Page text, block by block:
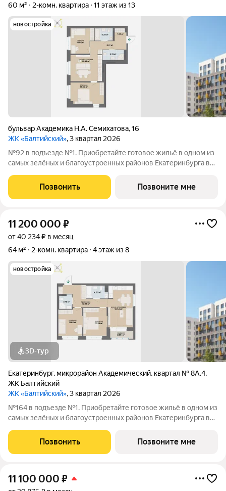
60 м²
2-комн. квартира 11 этаж из 13
новостройка
бульвар Академика Н.А. Семихатова,16
ЖК «Балтийский», 3 квартал 2026
№92 в подъезде №1. Приобретайте готовое жильё в одном из
самых зелёных и благоустроенных районов Екатеринбурга в
планировки: помимо стандартных, есть варианты с террасами,
антресолями,
Позвонить Позвоните мне
11 200 000 ₽
от 40 234 ₽ в месяц
64 м²
2-комн. квартира 4 этаж из 8
новостройка
3D-тур
Екатеринбург, микрорайон Академический, квартал № 8А.4,
ЖК Балтийский
ЖК «Балтийский», 3 квартал 2026
№164 в подъезде №1. Приобретайте готовое жильё в одном из
самых зелёных и благоустроенных районов Екатеринбурга в
планировки: помимо стандартных, есть варианты с террасами,
антресолями,
Позвонить Позвоните мне
11 100 000 ₽